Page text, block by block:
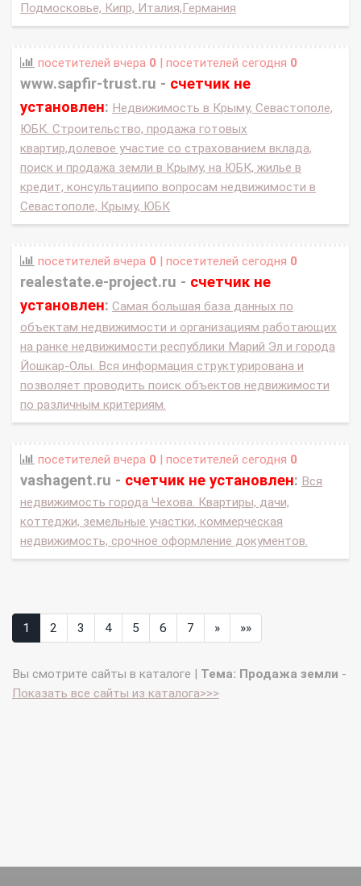
Подмосковье, Кипр, Италия,Германия
посетителей вчера 0 | посетителей сегодня 0
www.sapfir-trust.ru - счетчик не
установлен: Недвижимость в Крыму, Севастополе,
ЮБК. Строительство, продажа готовых
квартир,долевое участие со страхованием вклада,
поиск и продажа земли в Крыму, на ЮБК, жилье в
кредит, консультациипо вопросам недвижимости в
Севастополе, Крыму, ЮБК
посетителей вчера 0 | посетителей сегодня 0
realestate.e-project.ru - счетчик не
установлен: Самая большая база данных по
объектам недвижимости и организациям работающих
на ранке недвижимости республики Марий Эл и города
Йошкар-Олы. Вся информация структурирована и
позволяет проводить поиск объектов недвижимости
по различным критериям.
посетителей вчера 0 | посетителей сегодня 0
vashagent.ru - счетчик не установлен: Вся
недвижимость города Чехова. Квартиры, дачи,
коттеджи, земельные участки, коммерческая
недвижимость, срочное оформление документов.
1 2 3 4 5 6 7 » »»
Вы смотрите сайты в каталоге | Тема: Продажа земли -
Показать все сайты из каталога>>>